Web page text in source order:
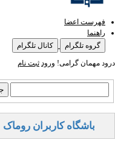
فهرست اعضا
راهنما
گروه تلگرام
کانال تلگرام
درود مهمان گرامی! ورود ثبت نام
باشگاه کاربران روماک